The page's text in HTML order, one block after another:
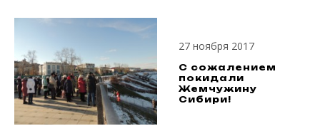
27 ноября 2017
С сожалением
покидали
Жемчужину
Сибири!